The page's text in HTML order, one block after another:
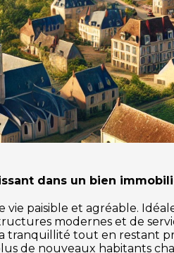
dans un bien
paisible et agréable.
modernes et de
tout en restant
de nouveaux habitants